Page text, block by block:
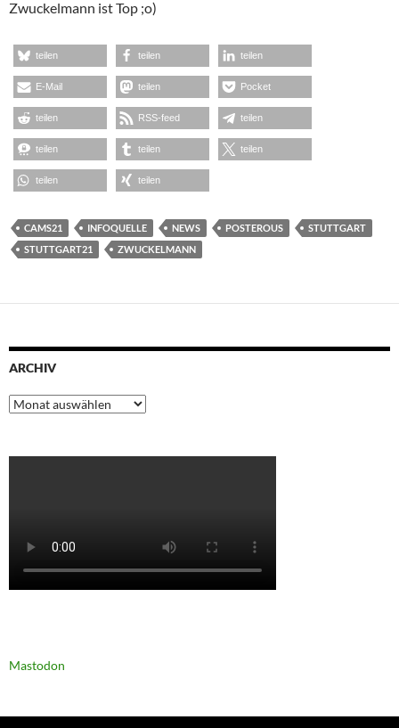
Zwuckelmann ist Top ;o)
teilen teilen teilen
E-Mail teilen Pocket
teilen RSS-feed teilen
teilen teilen teilen
teilen teilen
CAMS21 INFOQUELLE NEWS POSTEROUS
STUTTGART
STUTTGART21
ZWUCKELMANN
ARCHIV
Archiv
Mastodon